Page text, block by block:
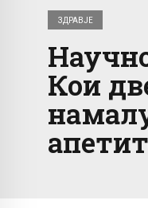
ЗДРАВЈЕ
Кои